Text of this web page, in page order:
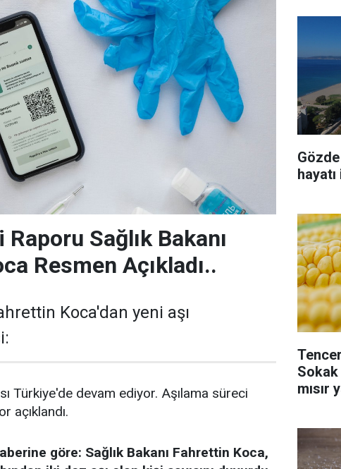
Sağlık Bakanı
Resmen Açıkladı..
Koca'dan yeni aşı
Türkiye'de devam ediyor. Aşılama süreci
açıklandı.
göre: Sağlık Bakanı Fahrettin Koca,
Sokak
mısır